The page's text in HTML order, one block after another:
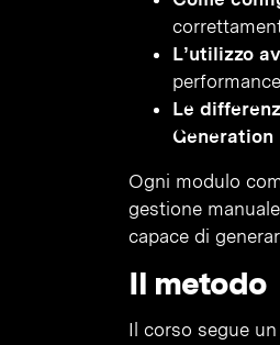
L’utilizzo
performance
Le
Generation
Ogni modulo
gestione
capace di
Il metodo
Il corso segue